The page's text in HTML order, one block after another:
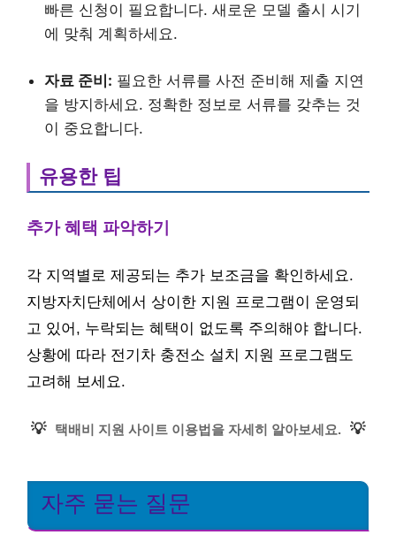
빠른 신청이 필요합니다. 새로운 모델 출시 시기
에 맞춰 계획하세요.
자료 준비: 필요한 서류를 사전 준비해 제출 지연
을 방지하세요. 정확한 정보로 서류를 갖추는 것
이 중요합니다.
유용한 팁
추가 혜택 파악하기
각 지역별로 제공되는 추가 보조금을 확인하세요.
지방자치단체에서 상이한 지원 프로그램이 운영되
고 있어, 누락되는 혜택이 없도록 주의해야 합니다.
상황에 따라 전기차 충전소 설치 지원 프로그램도
고려해 보세요.
💡 택배비 지원 사이트 이용법을 자세히 알아보세요. 💡
자주 묻는 질문